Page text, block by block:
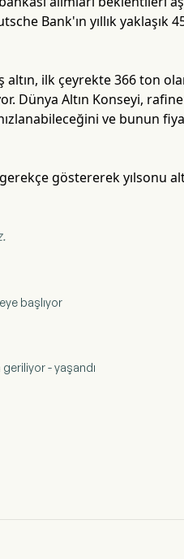
Bank'ın yıllık yaklaşık
altın, ilk çeyrekte 366 ton
Dünya Altın Konseyi,
ve bunun
göstererek yılsonu
başlıyor
- yaşandı